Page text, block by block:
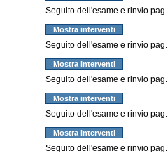
Seguito dell'esame e rinvio pag.
Mostra interventi
Seguito dell'esame e rinvio pag.
Mostra interventi
Seguito dell'esame e rinvio pag.
Mostra interventi
Seguito dell'esame e rinvio pag.
Mostra interventi
Seguito dell'esame e rinvio pag.